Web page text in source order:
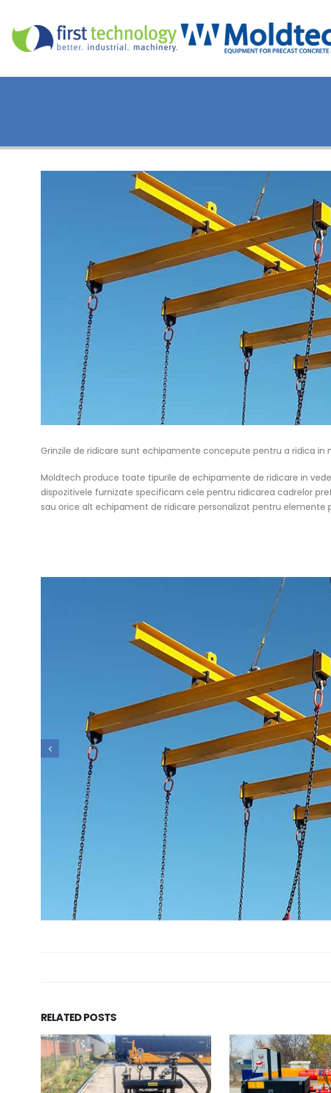
Grinzile de ridicare sunt echipamente concepute pentru a ridica
Moldtech produce toate tipurile de echipamente de ridicare in
dispozitivele furnizate specificam cele pentru ridicarea cadrelor
sau orice alt echipament de ridicare personalizat pentru elemente
RELATEDPOSTS